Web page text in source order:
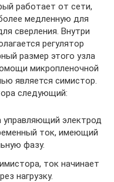
работает от сети,
медленную для
сверления. Внутри
регулятор
размер этого узла
микропленочной
является симистор.
следующий:
управляющий электрод
ток, имеющий
фазу.
ток начинает
нагрузку.